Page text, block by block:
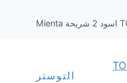
التوستر